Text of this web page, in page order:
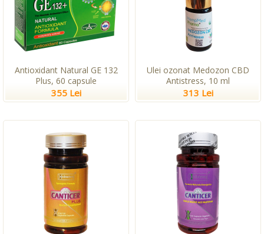
Antioxidant Natural GE 132
Plus, 60 capsule
355 Lei
Ulei ozonat Medozon CBD
Antistress, 10 ml
313 Lei